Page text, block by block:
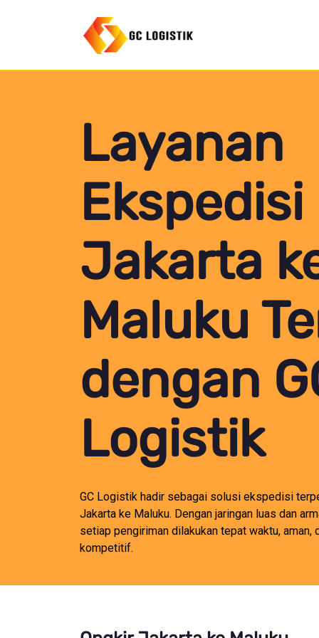
Layanan
Ekspedisi
Jakarta
Maluku
dengan
Logistik
GC Logistik hadir sebagai solusi ekspedisi
Jakarta ke Maluku. Dengan jaringan luas dan
setiap pengiriman dilakukan tepat waktu, aman,
kompetitif.